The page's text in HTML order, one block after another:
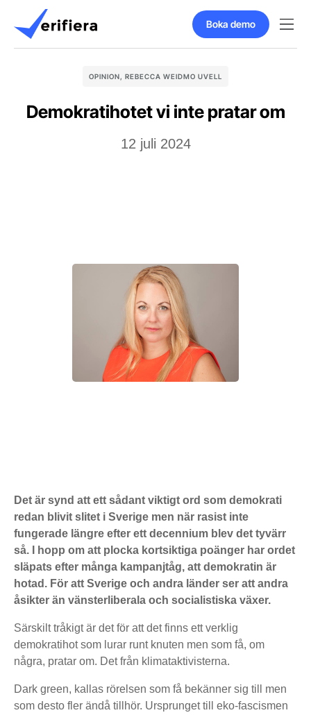
Boka demo
OPINION, REBECCA WEIDMO UVELL
Demokratihotet vi inte pratar om
12 juli 2024
Det är synd att ett sådant viktigt ord som demokrati
redan blivit slitet i Sverige men när rasist inte
fungerade längre efter ett decennium blev det tyvärr
så. I hopp om att plocka kortsiktiga poänger har ordet
släpats efter många kampanjtåg, att demokratin är
hotad. För att Sverige och andra länder ser att andra
åsikter än vänsterliberala och socialistiska växer.
Särskilt tråkigt är det för att det finns ett verklig
demokratihot som lurar runt knuten men som få, om
några, pratar om. Det från klimataktivisterna.
Dark green, kallas rörelsen som få bekänner sig till men
som desto fler ändå tillhör. Ursprunget till eko-fascismen